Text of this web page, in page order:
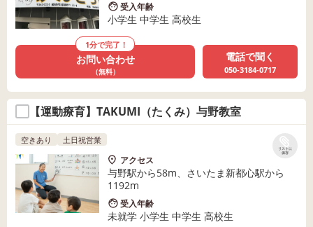
受入年齢
小学生 中学生 高校生
1分で完了！
お問い合わせ
（無料）
電話で聞く
050-3184-0717
【運動療育】TAKUMI（たくみ）与野教室
リストに
保存
空きあり 土日祝営業
アクセス
与野駅から58m、さいたま新都心駅から
1192m
受入年齢
未就学 小学生 中学生 高校生